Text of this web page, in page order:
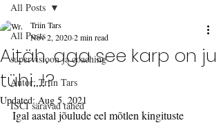
All Posts
supervisioon ja coaching
Autor: Triin Tars
ISCI säravad tähed
All Posts
Aitäh, aga see karp on ju
tühi...!?
Triin Tars
Nov 2, 20202 min read
Updated:Aug 5, 2021
Igal aastal jõulude eel mõtlen kingituste